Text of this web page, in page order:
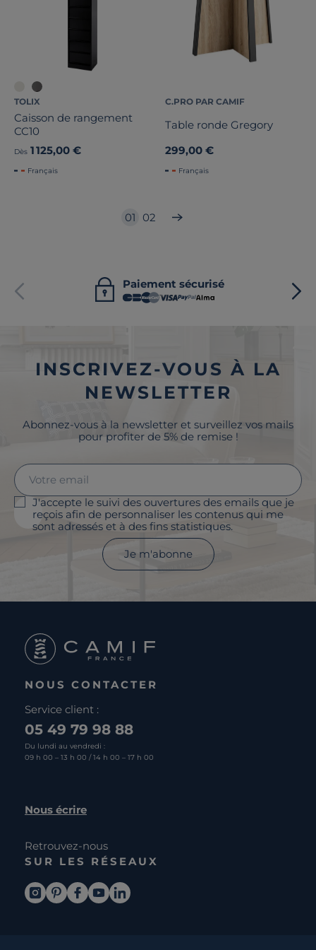
TOLIX
Caisson de rangement
CC10
Dès 1 125,00 €
Français
C.PRO PAR CAMIF
Table ronde Gregory
299,00 €
Français
01 02
Paiement sécurisé
INSCRIVEZ-VOUS À LA
NEWSLETTER
Abonnez-vous à la newsletter et surveillez vos mails
pour profiter de 5% de remise !
J'accepte le suivi des ouvertures des emails que je
reçois afin de personnaliser les contenus qui me
sont adressés et à des fins statistiques.
Je m'abonne
NOUS CONTACTER
Service client :
05 49 79 98 88
Du lundi au vendredi :
09 h 00 – 13 h 00 / 14 h 00 – 17 h 00
Nous écrire
Retrouvez-nous
SUR LES RÉSEAUX